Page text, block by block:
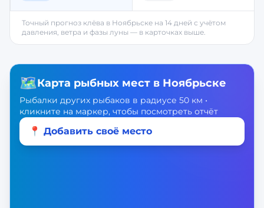
Точный прогноз клёва в Ноябрьске на 14 дней с учётом
давления, ветра и фазы луны — в карточках выше.
🗺️Карта рыбных мест в Ноябрьске
Рыбалки других рыбаков в радиусе 50 км •
кликните на маркер, чтобы посмотреть отчёт
📍 Добавить своё место